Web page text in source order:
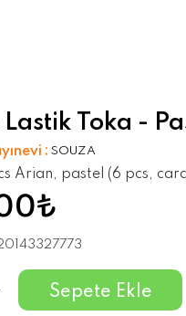
Toka -
: SOUZA
Arian, pastel (6 pcs,